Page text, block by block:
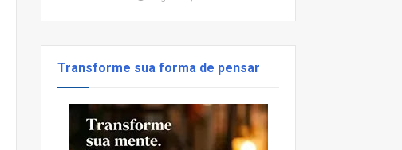
Transforme sua forma de pensar